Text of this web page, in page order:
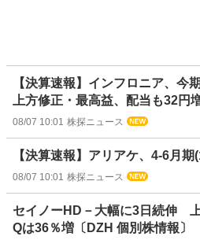
【決算速報】インフロニア、今
上方修正・最高益、配当も32円
08/07 10:01 株探ニュース
【決算速報】アリアケ、4-6月
08/07 10:01 株探ニュース
セイノーHD－大幅に3日続伸
Qは36％増〔DZH 個別株情報〕